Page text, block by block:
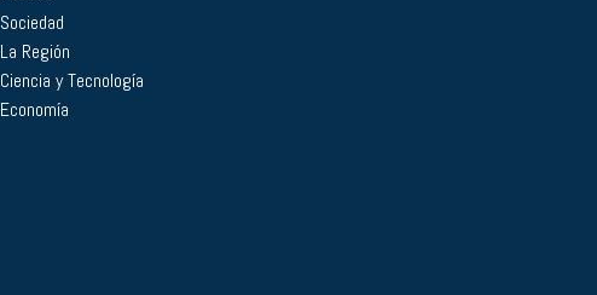
Sociedad
La Región
Ciencia y Tecnología
Economía